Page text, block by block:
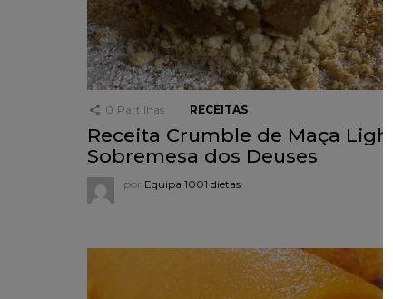
0 Partilhas RECEITAS
Receita Crumble de Maça Light,
Sobremesa dos Deuses
por Equipa 1001 dietas